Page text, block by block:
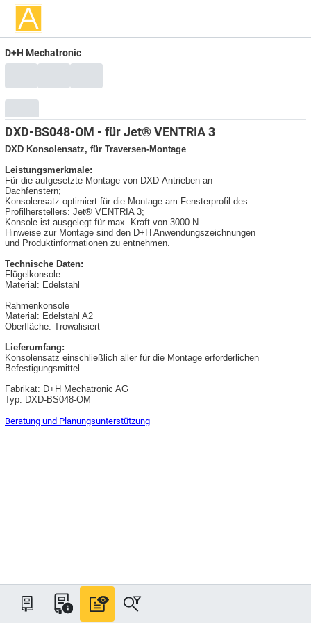
D+H Mechatronic
DXD-BS048-OM - für Jet® VENTRIA 3
DXD Konsolensatz, für Traversen-Montage
Leistungsmerkmale:
Für die aufgesetzte Montage von DXD-Antrieben an
Dachfenstern;
Konsolensatz optimiert für die Montage am Fensterprofil des
Profilherstellers: Jet® VENTRIA 3;
Konsole ist ausgelegt für max. Kraft von 3000 N.
Hinweise zur Montage sind den D+H Anwendungszeichnungen
und Produktinformationen zu entnehmen.
Technische Daten:
Flügelkonsole
Material: Edelstahl
Rahmenkonsole
Material: Edelstahl A2
Oberfläche: Trowalisiert
Lieferumfang:
Konsolensatz einschließlich aller für die Montage erforderlichen
Befestigungsmittel.
Fabrikat: D+H Mechatronic AG
Typ: DXD-BS048-OM
Beratung und Planungsunterstützung